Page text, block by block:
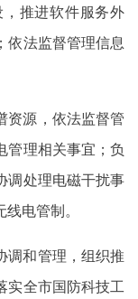
推进软件服务外
依法监督管理信息
资源，依法监督管
管理相关事宜；负
调处理电磁干扰事
电管制。
调和管理，组织推
实全市国防科技工